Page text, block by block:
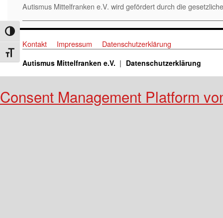
Umschalten auf hohe Kontraste
Schrift vergrößern
Autismus Mittelfranken e.V. wird gefördert durch die
Kontakt Impressum Datenschutzerklärung
Autismus Mittelfranken e.V. Datenschutzerklärung
Consent Management Platform